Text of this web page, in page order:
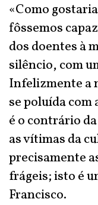
«Como
fôssemos
dos doentes à
silêncio, com
Infelizmente a
se poluída com
é o contrário
as vítimas da
precisamente
frágeis; isto é
Francisco.